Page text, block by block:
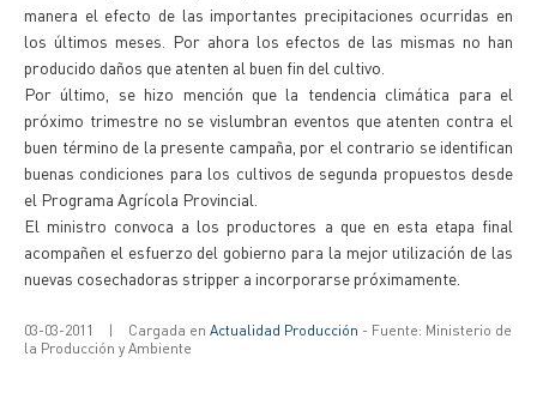
manera el efecto de las importantes precipitaciones ocurridas en
los últimos meses. Por ahora los efectos de las mismas no han
producido daños que atenten al buen fin del cultivo.
Por último, se hizo mención que la tendencia climática para el
próximo trimestre no se vislumbran eventos que atenten contra el
buen término de la presente campaña, por el contrario se identifican
buenas condiciones para los cultivos de segunda propuestos desde
el Programa Agrícola Provincial.
El ministro convoca a los productores a que en esta etapa final
acompañen el esfuerzo del gobierno para la mejor utilización de las
nuevas cosechadoras stripper a incorporarse próximamente.
03-03-2011 | Cargada en Actualidad Producción - Fuente: Ministerio de
la Producción y Ambiente